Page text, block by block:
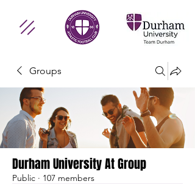
Groups
Durham University At Group
Public · 107 members